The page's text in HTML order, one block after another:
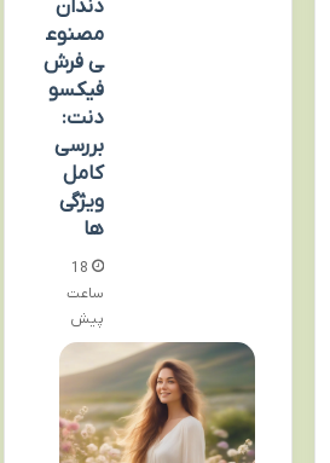
دندان
مصنوع
ی فرش
فیکسو
دنت:
بررسی
کامل
ویژگی
ها
18
ساعت
پیش